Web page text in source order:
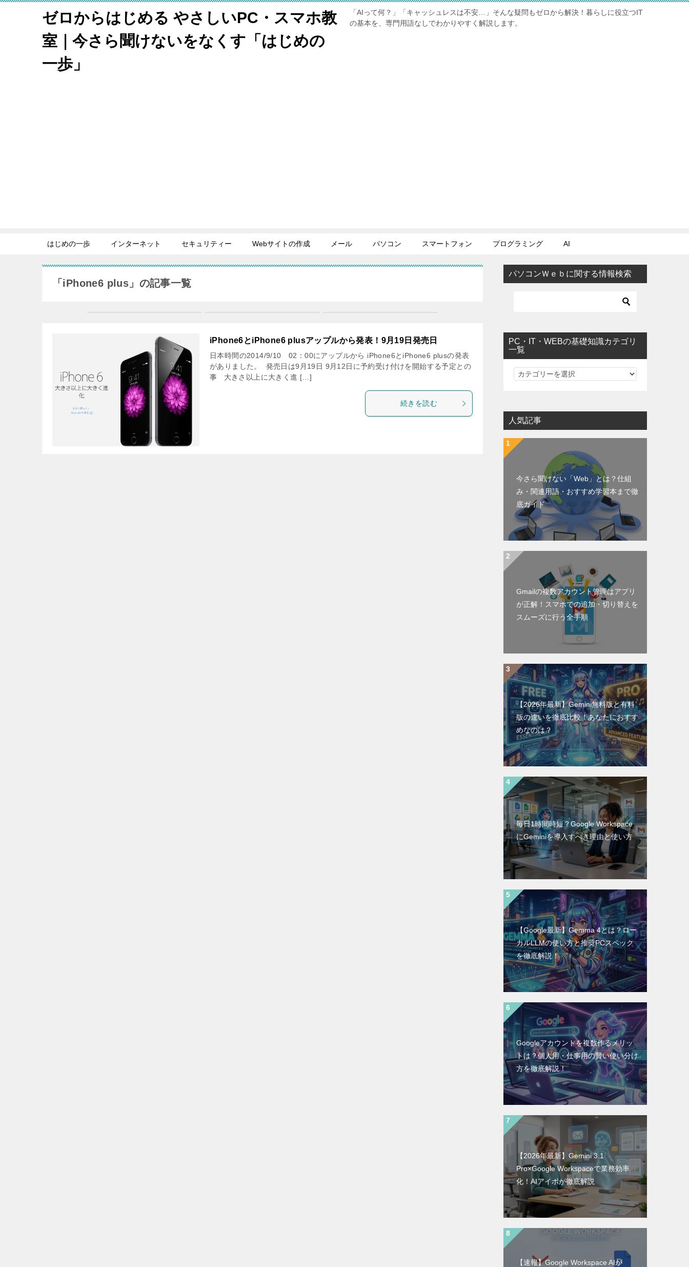
ゼロからはじめる やさしいPC・スマホ教
室｜今さら聞けないをなくす「はじめの
一歩」
「AIって何？」「キャッシュレスは不安…」そんな疑問もゼロから解決！暮らしに役立つIT
の基本を、専門用語なしでわかりやすく解説します。
はじめの一歩 インターネット セキュリティー Webサイトの作成 メール パソコン スマートフォン プログラミング AI
「iPhone6 plus」の記事一覧
iPhone6とiPhone6 plusアップルから発表！9月19日発売日
日本時間の2014/9/10 02：00にアップルから iPhone6とiPhone6 plusの発表
がありました。 発売日は9月19日 9月12日に予約受け付けを開始する予定との
事 大きさ以上に大きく進 […]
続きを読む
パソコンＷｅｂに関する情報検索
PC・IT・WEBの基礎知識カテゴリ
一覧
PC・IT・WEBの基礎知識カテゴリ一覧
人気記事
今さら聞けない「Web」とは？仕組
み・関連用語・おすすめ学習本まで徹
底ガイド
Gmailの複数アカウント管理はアプリ
が正解！スマホでの追加・切り替えを
スムーズに行う全手順
【2026年最新】Gemini無料版と有料
版の違いを徹底比較！あなたにおすす
めなのは？
毎日1時間時短？Google Workspace
にGeminiを導入すべき理由と使い方
【Google最新】Gemma 4とは？ロー
カルLLMの使い方と推奨PCスペック
を徹底解説！
Googleアカウントを複数作るメリッ
トは？個人用・仕事用の賢い使い分け
方を徹底解説！
【2026年最新】Gemini 3.1
Pro×Google Workspaceで業務効率
化！AIアイポが徹底解説
【速報】Google Workspace AIが